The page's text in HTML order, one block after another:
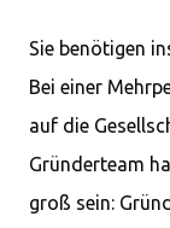
Sie benötigen
Bei einer
auf die
Gründerteam
groß sein: